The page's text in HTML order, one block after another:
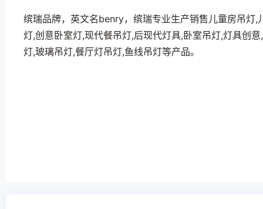
缤瑞品牌，英文名benry，缤瑞专业生产销售儿童房吊灯
灯,创意卧室灯,现代餐吊灯,后现代灯具,卧室吊灯,灯具创
灯,玻璃吊灯,餐厅灯吊灯,鱼线吊灯等产品。